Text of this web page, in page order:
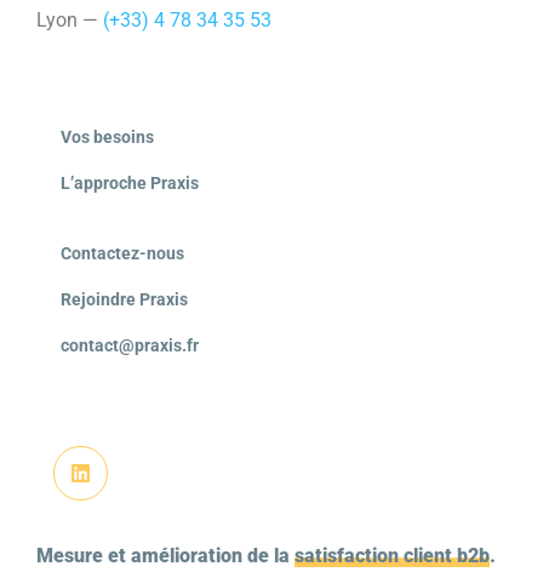
Lyon — (+33) 4 78 34 35 53
Vos besoins
L’approche Praxis
Contactez-nous
Rejoindre Praxis
contact@praxis.fr
Mesure et amélioration de la satisfaction client b2b.